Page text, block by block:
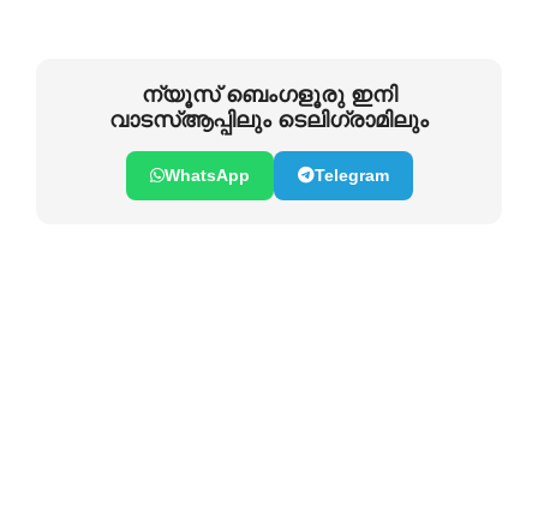
ന്യൂസ് ബെംഗളൂരു ഇനി
വാടസ്ആപ്പിലും ടെലിഗ്രാമിലും
WhatsApp Telegram